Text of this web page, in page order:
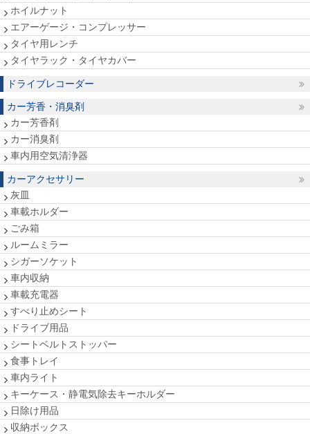
ホイルナット
エアーゲージ・コンプレッサー
タイヤ用レンチ
タイヤラック・タイヤカバー
ドライブレコーダー
カー芳香・消臭剤
カー芳香剤
カー消臭剤
車内用空気清浄器
カーアクセサリー
灰皿
車載ホルダー
ごみ箱
ルームミラー
シガーソケット
車内収納
車載充電器
すべり止めシート
ドライブ用品
シートベルトストッパー
食事トレイ
車内ライト
キーケース・静電気除去キーホルダー
日除け用品
収納ボックス